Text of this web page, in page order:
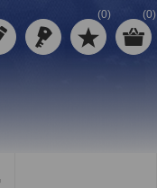
(0) (0)